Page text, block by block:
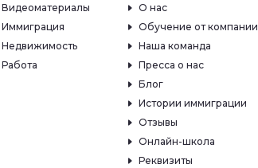
Видеоматериалы
Иммиграция
Недвижимость
Работа
О нас
Обучение от компании
Наша команда
Пресса о нас
Блог
Истории иммиграции
Отзывы
Онлайн-школа
Реквизиты